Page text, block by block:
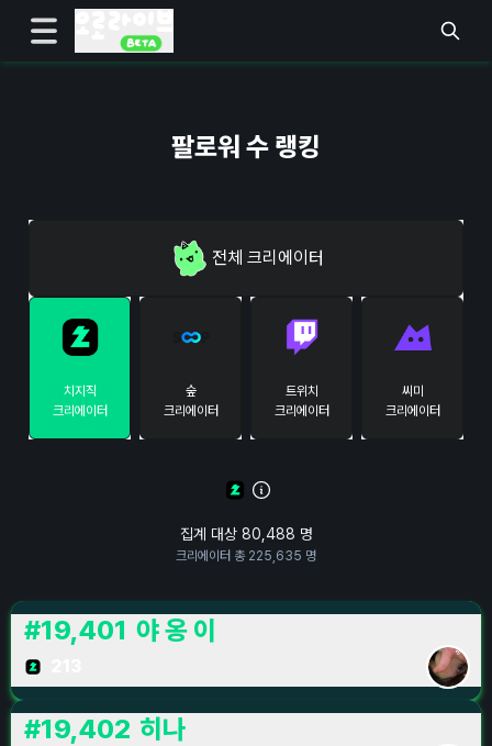
팔로워 수 랭킹
전체 크리에이터
치지직
크리에이터
숲
크리에이터
트위치
크리에이터
씨미
크리에이터
집계 대상 80,488 명
크리에이터 총 225,635 명
#19,401 야 옹 이
#19,402 히나